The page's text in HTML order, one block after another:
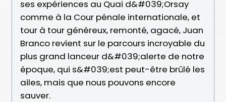
ses expériences au Quai d&#039;Orsay
comme à la Cour pénale internationale, et
tour à tour généreux, remonté, agacé, Juan
Branco revient sur le parcours incroyable du
plus grand lanceur d&#039;alerte de notre
époque, qui s&#039;est peut-être brûlé les
ailes, mais que nous pouvons encore
sauver.